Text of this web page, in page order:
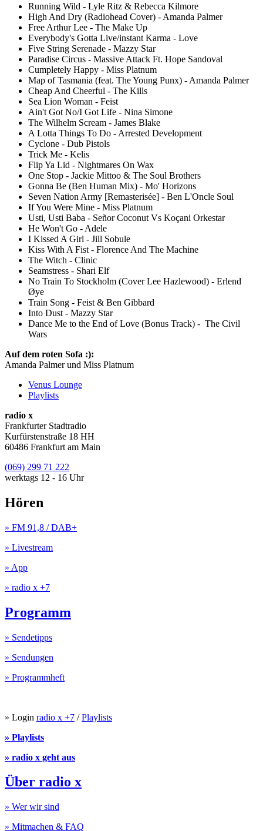
Running Wild - Lyle Ritz & Rebecca Kilmore
High And Dry (Radiohead Cover) - Amanda Palmer
Free Arthur Lee - The Make Up
Everybody's Gotta Live/instant Karma - Love
Five String Serenade - Mazzy Star
Paradise Circus - Massive Attack Ft. Hope Sandoval
Cumpletely Happy - Miss Platnum
Map of Tasmania (feat. The Young Punx) - Amanda Palmer
Cheap And Cheerful - The Kills
Sea Lion Woman - Feist
Ain't Got No/I Got Life - Nina Simone
The Wilhelm Scream - James Blake
A Lotta Things To Do - Arrested Development
Cyclone - Dub Pistols
Trick Me - Kelis
Flip Ya Lid - Nightmares On Wax
One Stop - Jackie Mittoo & The Soul Brothers
Gonna Be (Ben Human Mix) - Mo' Horizons
Seven Nation Army [Remasterisée] - Ben L'Oncle Soul
If You Were Mine - Miss Platnum
Usti, Usti Baba - Señor Coconut Vs Koçani Orkestar
He Won't Go - Adele
I Kissed A Girl - Jill Sobule
Kiss With A Fist - Florence And The Machine
The Witch - Clinic
Seamstress - Shari Elf
No Train To Stockholm (Cover Lee Hazlewood) - Erlend
Øye
Train Song - Feist & Ben Gibbard
Into Dust - Mazzy Star
Dance Me to the End of Love (Bonus Track) - The Civil
Wars
Auf dem roten Sofa :):
Amanda Palmer und Miss Platnum
Venus Lounge
Playlists
radio x
Frankfurter Stadtradio
Kurfürstenstraße 18 HH
60486 Frankfurt am Main
(069) 299 71 222
werktags 12 - 16 Uhr
Hören
» FM 91,8 / DAB+
» Livestream
» App
» radio x +7
Programm
» Sendetipps
» Sendungen
» Programmheft
» Login radio x +7 /Playlists
» Playlists
» radio x geht aus
Über radio x
» Wer wir sind
» Mitmachen & FAQ